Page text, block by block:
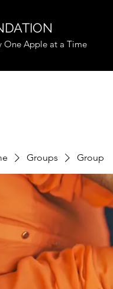
One Apple at a Time
Groups Group